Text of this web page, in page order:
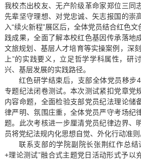
我校杰出校友、无产阶级革命家郑位三同
先辈坚守理想、对党忠诚、矢志报国的崇
入“续火新程”展区后，全体党员结合红色
践成果，全面了解本校红色基因传承落地
文旅规划、基层人才培育等实操案例，深
上”的实践要义，立足哲学学科属性，研
兴、基层发展的实践路径。
红色研学结束后，支部全体党员移步
专题纪法闭卷测试。本次测试紧扣党章党
内容命题，全面检验支部党员纪法理论储
律严明、氛围庄重，全体党员严守考场纪
题。此次考核进一步厘清党员纪律边界、
员将党纪法规内化思想自觉、外化行动准则
联系支部的学院副院长张荆红作总结
+理论测试”融合式主题党日活动形式予以